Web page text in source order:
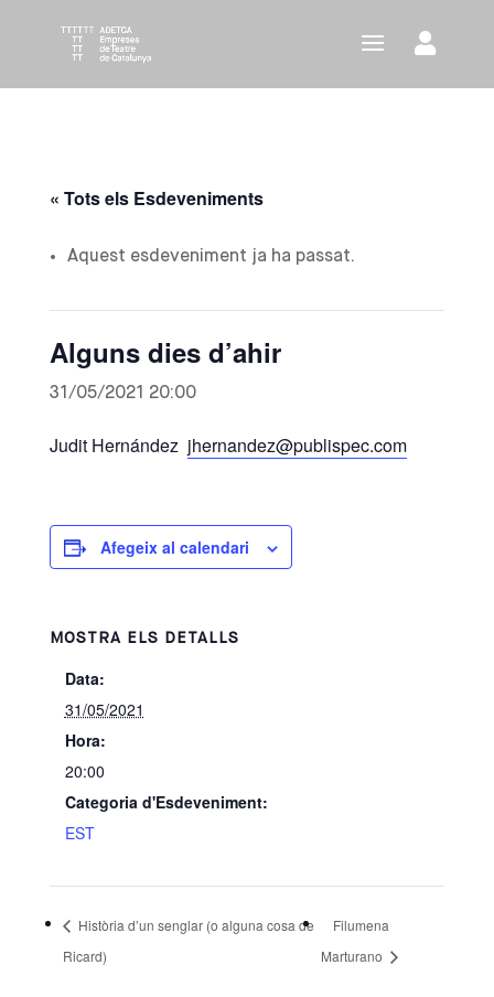
« Tots els Esdeveniments
Aquest esdeveniment ja ha passat.
Alguns dies d’ahir
31/05/2021 20:00
Judit Hernández jhernandez@publispec.com
Afegeix al calendari
MOSTRA ELS DETALLS
Data:
31/05/2021
Hora:
20:00
Categoria d'Esdeveniment:
EST
Història d’un senglar (o alguna cosa de
Ricard)
Filumena
Marturano